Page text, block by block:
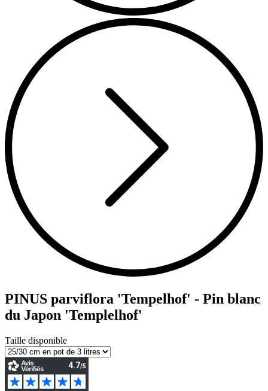
PINUS parviflora 'Tempelhof' - Pin blanc
du Japon 'Templelhof'
Taille disponible